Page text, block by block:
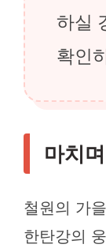
하실
확인
마치며
철원의 가
한탄강의